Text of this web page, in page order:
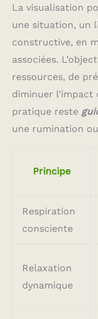
La visualisation
une situation, un
constructive, en
associées.
ressources, de
diminuer l’impact
pratique reste
une rumination
Principe
Respiration
consciente
Relaxation
dynamique